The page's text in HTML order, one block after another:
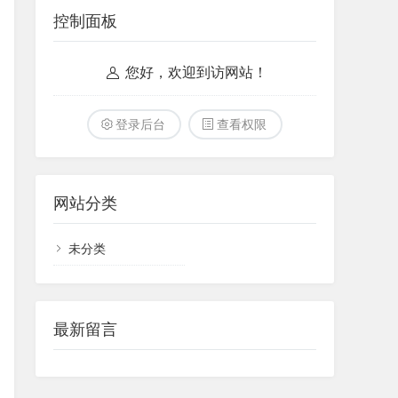
控制面板
您好，欢迎到访网站！
登录后台 查看权限
网站分类
未分类
最新留言